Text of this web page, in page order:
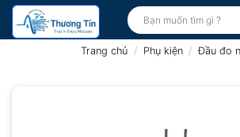
Bỏ
qua
Tìm
kiếm:
Trang chủ / Phụ kiện / Đầu đo